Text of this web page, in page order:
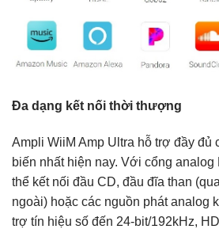
Đa dạng kết nối thời thượng
Ampli WiiM Amp Ultra hỗ trợ đầy đủ
biến nhất hiện nay. Với cổng
thể kết nối đầu CD, đầu đĩa than
ngoài) hoặc các nguồn phát analog
trợ tín hiệu số đến 24-bit/192kHz,